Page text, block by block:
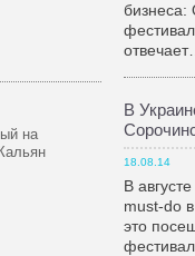
на
бизнеса:
отвечает…
В
18.08.14
В
must-do
это